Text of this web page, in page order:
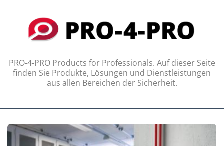
PRO-4-PRO Products for Professionals. Auf dieser Seite
finden Sie Produkte, Lösungen und Dienstleistungen
aus allen Bereichen der Sicherheit.